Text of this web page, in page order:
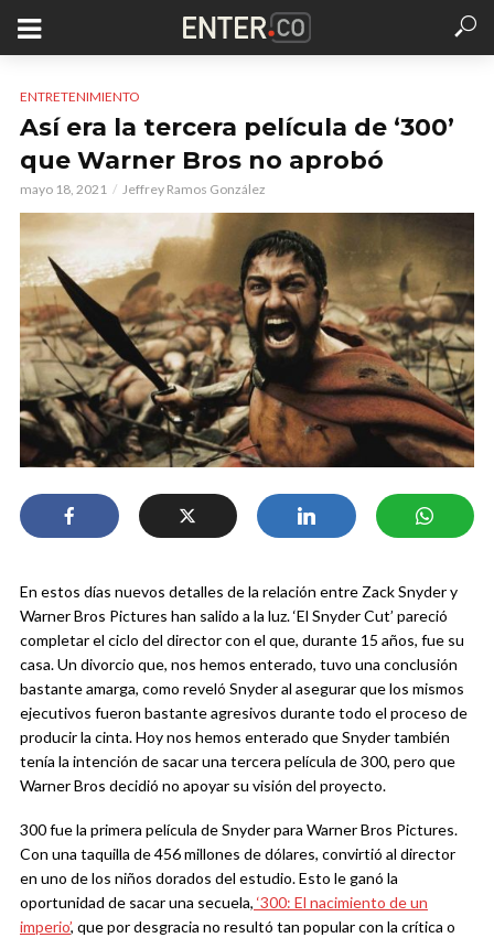
ENTRETENIMIENTO
Así era la tercera película de ‘300’
que Warner Bros no aprobó
mayo 18, 2021 Jeffrey Ramos González
En estos días nuevos detalles de la relación entre Zack Snyder y
Warner Bros Pictures han salido a la luz. ‘El Snyder Cut’ pareció
completar el ciclo del director con el que, durante 15 años, fue su
casa. Un divorcio que, nos hemos enterado, tuvo una conclusión
bastante amarga, como reveló Snyder al asegurar que los mismos
ejecutivos fueron bastante agresivos durante todo el proceso de
producir la cinta. Hoy nos hemos enterado que Snyder también
tenía la intención de sacar una tercera película de 300, pero que
Warner Bros decidió no apoyar su visión del proyecto.
300 fue la primera película de Snyder para Warner Bros Pictures.
Con una taquilla de 456 millones de dólares, convirtió al director
en uno de los niños dorados del estudio. Esto le ganó la
oportunidad de sacar una secuela, ‘300: El nacimiento de un
imperio’, que por desgracia no resultó tan popular con la crítica o